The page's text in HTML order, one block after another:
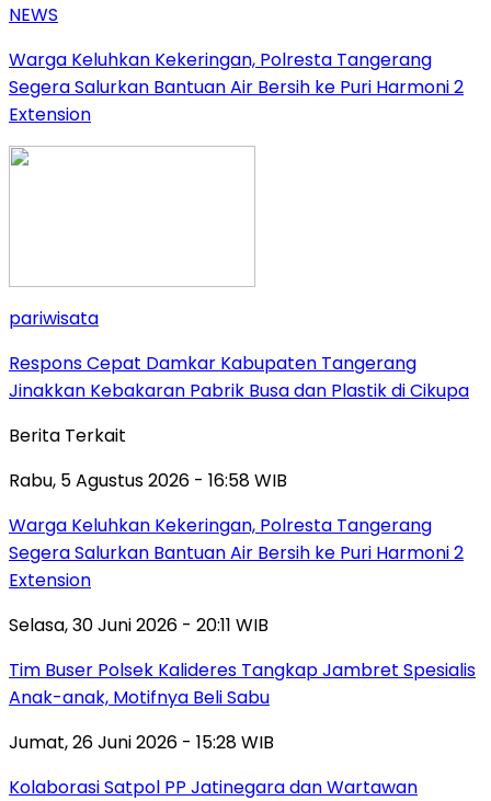
NEWS
Warga Keluhkan Kekeringan, Polresta Tangerang
Segera Salurkan Bantuan Air Bersih ke Puri Harmoni 2
Extension
pariwisata
Respons Cepat Damkar Kabupaten Tangerang
Jinakkan Kebakaran Pabrik Busa dan Plastik di Cikupa
Berita Terkait
Rabu, 5 Agustus 2026 - 16:58 WIB
Warga Keluhkan Kekeringan, Polresta Tangerang
Segera Salurkan Bantuan Air Bersih ke Puri Harmoni 2
Extension
Selasa, 30 Juni 2026 - 20:11 WIB
Tim Buser Polsek Kalideres Tangkap Jambret Spesialis
Anak-anak, Motifnya Beli Sabu
Jumat, 26 Juni 2026 - 15:28 WIB
Kolaborasi Satpol PP Jatinegara dan Wartawan